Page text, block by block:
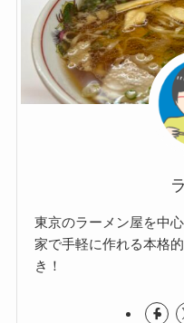
東京のラーメン屋を中心
家で手軽に作れる本格
き！